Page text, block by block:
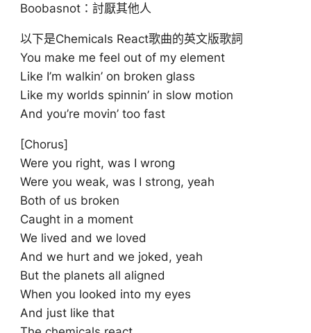
Boobasnot：討厭其他人
以下是Chemicals React歌曲的英文版歌詞
You make me feel out of my element
Like I’m walkin’ on broken glass
Like my worlds spinnin’ in slow motion
And you’re movin’ too fast
[Chorus]
Were you right, was I wrong
Were you weak, was I strong, yeah
Both of us broken
Caught in a moment
We lived and we loved
And we hurt and we joked, yeah
But the planets all aligned
When you looked into my eyes
And just like that